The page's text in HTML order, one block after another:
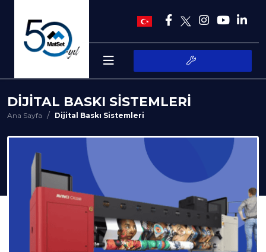
DIJITAL BASKI SISTEMLERI
Ana Sayfa Dijital Baskı Sistemleri